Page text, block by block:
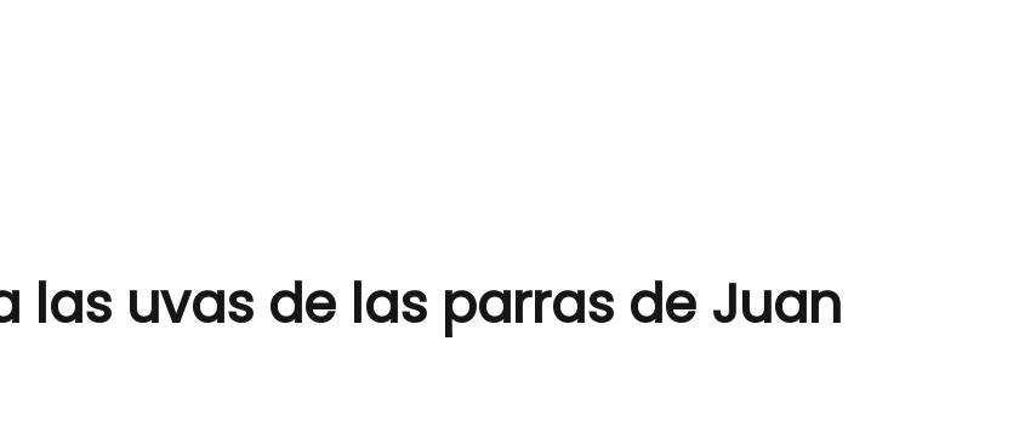
las uvas de las parras de Juan